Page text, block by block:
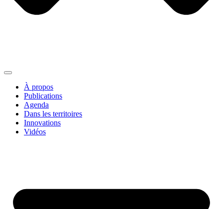
À propos
Publications
Agenda
Dans les territoires
Innovations
Vidéos